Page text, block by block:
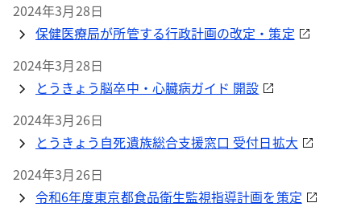
2024年3月28日
保健医療局が所管する行政計画の改定・策定
2024年3月28日
とうきょう脳卒中・心臓病ガイド 開設
2024年3月26日
とうきょう自死遺族総合支援窓口 受付日拡大
2024年3月26日
令和6年度東京都食品衛生監視指導計画を策定